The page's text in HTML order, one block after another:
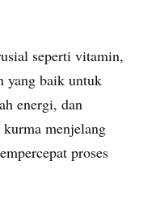
seperti vitamin,
yang baik untuk
energi, dan
menjelang
proses